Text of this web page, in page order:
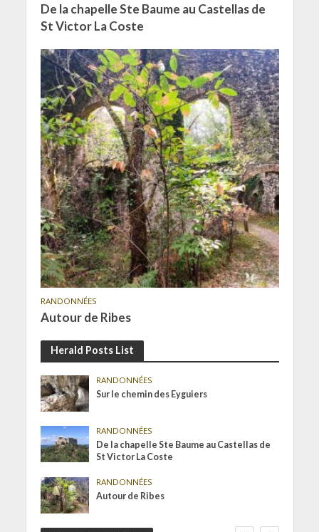
De la chapelle Ste Baume au Castellas de
St Victor La Coste
RANDONNÉES
Autour de Ribes
Herald Posts List
RANDONNÉES
Sur le chemin des Eyguiers
RANDONNÉES
De la chapelle Ste Baume au Castellas de
St Victor La Coste
RANDONNÉES
Autour de Ribes